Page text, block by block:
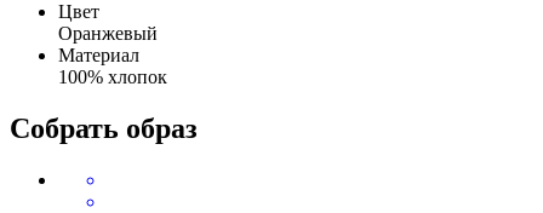
Цвет
Оранжевый
Материал
100% хлопок
Собрать образ